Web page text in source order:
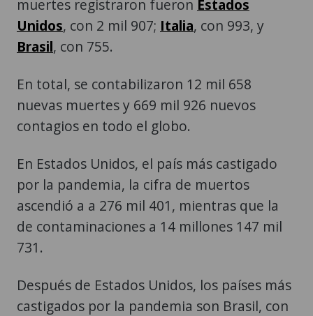
muertes registraron fueron Estados
Unidos, con 2 mil 907; Italia, con 993, y
Brasil, con 755.
En total, se contabilizaron 12 mil 658
nuevas muertes y 669 mil 926 nuevos
contagios en todo el globo.
En Estados Unidos, el país más castigado
por la pandemia, la cifra de muertos
ascendió a a 276 mil 401, mientras que la
de contaminaciones a 14 millones 147 mil
731.
Después de Estados Unidos, los países más
castigados por la pandemia son Brasil, con